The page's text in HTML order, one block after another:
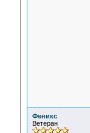
Феникс
Ветеран